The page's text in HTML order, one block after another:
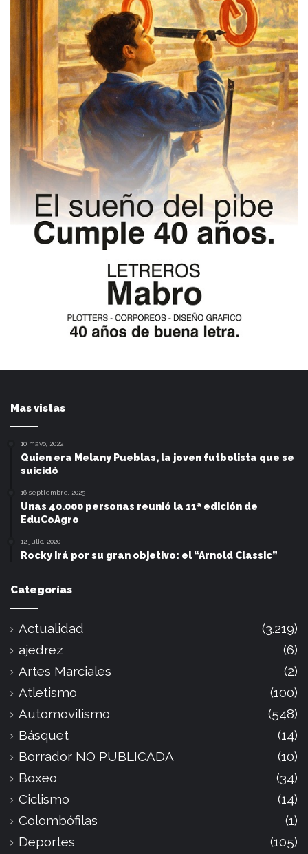
Mas vistas
10 mayo, 2022
Quien era Melany Pueblas, la joven futbolista que se
suicidó
16 septiembre, 2025
Unas 40.000 personas reunió la 11ª edición de
EduCoAgro
12 julio, 2020
Rocky irá por su gran objetivo: el “Arnold Classic”
Categorías
Actualidad
(3.219)
ajedrez
(6)
Artes Marciales
(2)
Atletismo
(100)
Automovilismo
(548)
Básquet
(14)
Borrador NO PUBLICADA
(10)
Boxeo
(34)
Ciclismo
(14)
Colombófilas
(1)
Deportes
(105)